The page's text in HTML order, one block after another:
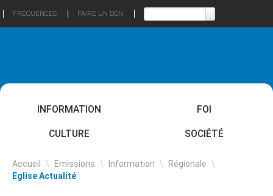
FRÉQUENCES FAIRE UN DON
INFORMATION FOI
CULTURE SOCIÉTÉ
Accueil \ Emissions \ Information \ Régionale \
Eglise Actualité